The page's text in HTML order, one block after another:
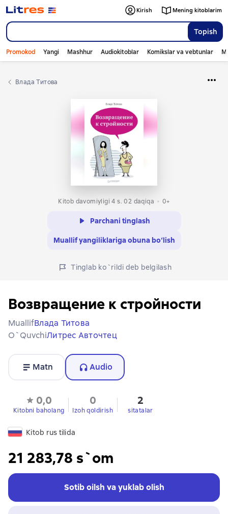
Topish
Kirish Mening kitoblarim
Promokod Yangi Mashhur Audiokitoblar Komikslar va vebtunlar
Влада Титова
Kitob davomiyligi 4 s. 02 daqiqa 0+
Parchani tinglash
Muallif yangiliklariga obuna bo‘lish
Tinglab ko`rildi deb belgilash
Возвращение к стройности
MuallifВлада Титова
O`quvchiЛитрес Авточтец
Matn Audio
0,0
Kitobni baholang
0
Izoh qoldirish
2
sitatalar
Kitob rus tilida
21 283,78 s`om
Sotib oilsh va yuklab olish